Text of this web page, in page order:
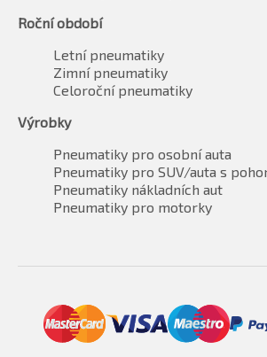
Roční období
Letní pneumatiky
Zimní pneumatiky
Celoroční pneumatiky
Výrobky
Pneumatiky pro osobní auta
Pneumatiky pro SUV/auta s
Pneumatiky nákladních aut
Pneumatiky pro motorky